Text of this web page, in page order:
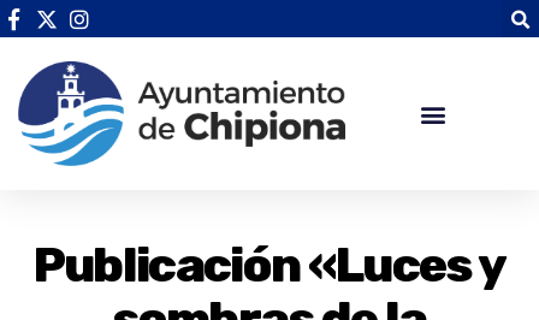
Publicación «Luces y